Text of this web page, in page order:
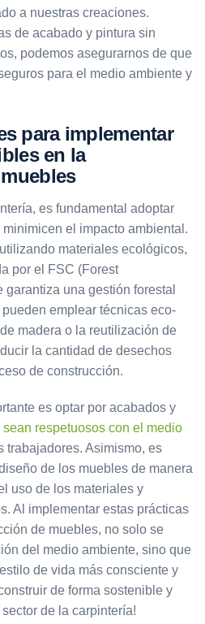
a nuestras creaciones.
de acabado y pintura sin
podemos asegurarnos de que
para el medio ambiente y
para implementar
en la
es fundamental adoptar
el impacto ambiental.
materiales ecológicos,
por el FSC (Forest
una gestión forestal
emplear técnicas eco-
madera o la reutilización de
la cantidad de desechos
de construcción.
es optar por acabados y
sean respetuosos con el medio
trabajadores. Asimismo, es
de los muebles de manera
uso de los materiales y
Al implementar estas prácticas
de muebles, no solo se
del medio ambiente, sino que
de vida más consciente y
de forma sostenible y
de la carpintería!